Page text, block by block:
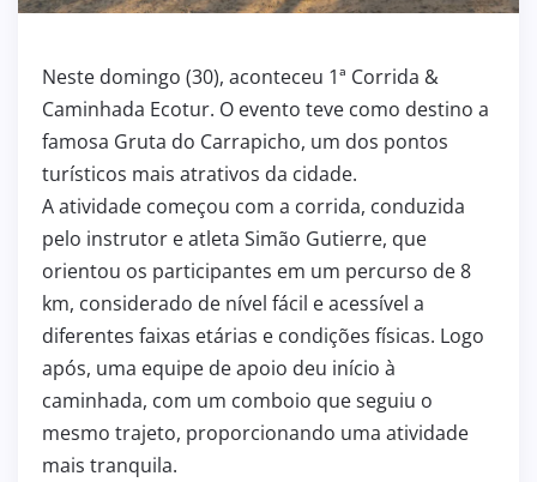
Neste domingo (30), aconteceu 1ª Corrida &
Caminhada Ecotur. O evento teve como destino a
famosa Gruta do Carrapicho, um dos pontos
turísticos mais atrativos da cidade.
A atividade começou com a corrida, conduzida
pelo instrutor e atleta Simão Gutierre, que
orientou os participantes em um percurso de 8
km, considerado de nível fácil e acessível a
diferentes faixas etárias e condições físicas. Logo
após, uma equipe de apoio deu início à
caminhada, com um comboio que seguiu o
mesmo trajeto, proporcionando uma atividade
mais tranquila.